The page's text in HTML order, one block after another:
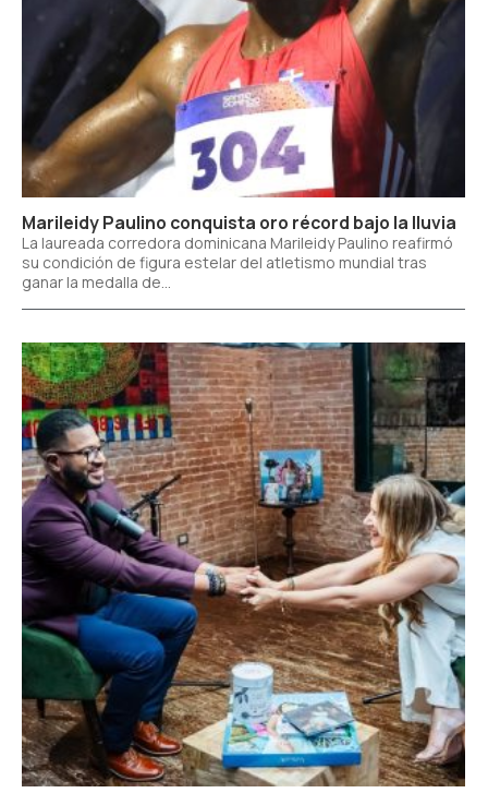
Marileidy Paulino conquista oro récord bajo la lluvia
La laureada corredora dominicana Marileidy Paulino reafirmó
su condición de figura estelar del atletismo mundial tras
ganar la medalla de...